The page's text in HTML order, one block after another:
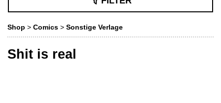
Shop > Comics > Sonstige Verlage
Shit is real